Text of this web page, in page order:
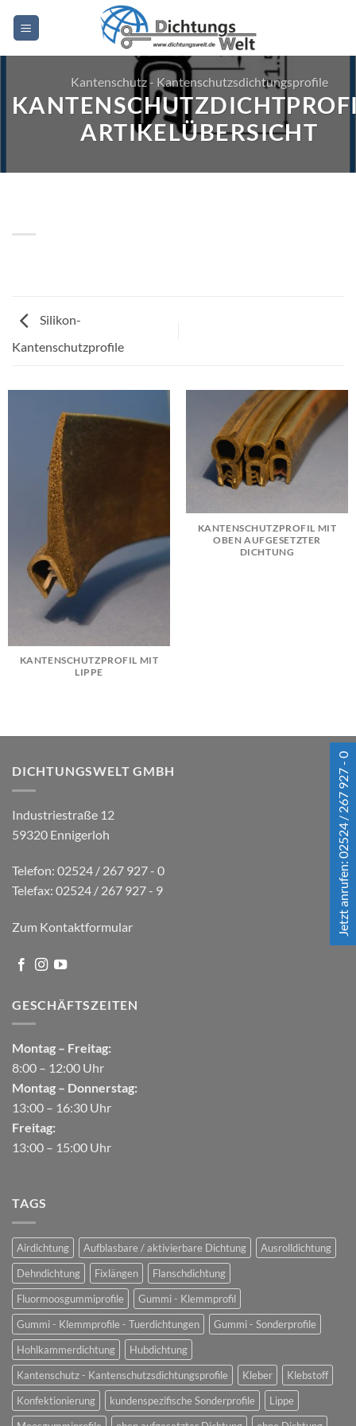
Inhalt
Kantenschutz - Kantenschutzsdichtungsprofile
ARTIKELÜBERSICHT
Silikon-
Kantenschutzprofile
KANTENSCHUTZPROFIL MIT
LIPPE
KANTENSCHUTZPROFIL MIT
OBEN AUFGESETZTER
DICHTUNG
DICHTUNGSWELT GMBH
Industriestraße 12
59320 Ennigerloh
Telefon: 02524 / 267 927 - 0
Telefax: 02524 / 267 927 - 9
Zum Kontaktformular
GESCHÄFTSZEITEN
Montag – Freitag:
8:00 – 12:00 Uhr
Montag – Donnerstag:
13:00 – 16:30 Uhr
Freitag:
13:00 – 15:00 Uhr
TAGS
Airdichtung Aufblasbare / aktivierbare Dichtung
Ausrolldichtung
Dehndichtung
Fixlängen
Flanschdichtung
Fluormoosgummiprofile
Gummi - Klemmprofil
Gummi - Klemmprofile - Tuerdichtungen
Gummi - Sonderprofile
Hohlkammerdichtung
Hubdichtung
Kantenschutz - Kantenschutzsdichtungsprofile
Kleber
Klebstoff
Konfektionierung
kundenspezifische Sonderprofile
Lippe
Jetzt anrufen: 02524 / 267 927 - 0